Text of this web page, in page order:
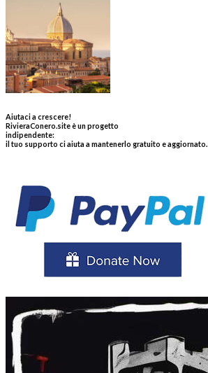
Aiutaci a crescere!
RivieraConero.site è un progetto
indipendente:
il tuo supporto ci aiuta a mantenerlo gratuito e aggiornato.